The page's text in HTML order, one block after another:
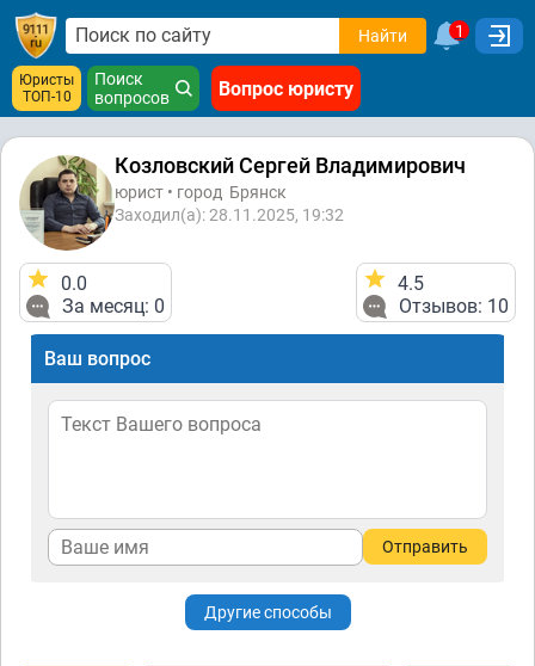
Найти 1
Юристы
ТОП-10
Поиск
вопросов
Вопрос юристу
Козловский Сергей Владимирович
юрист • город Брянск
Заходил(а): 28.11.2025, 19:32
0.0
За месяц: 0
4.5
Отзывов: 10
Ваш вопрос
Отправить
Другие способы